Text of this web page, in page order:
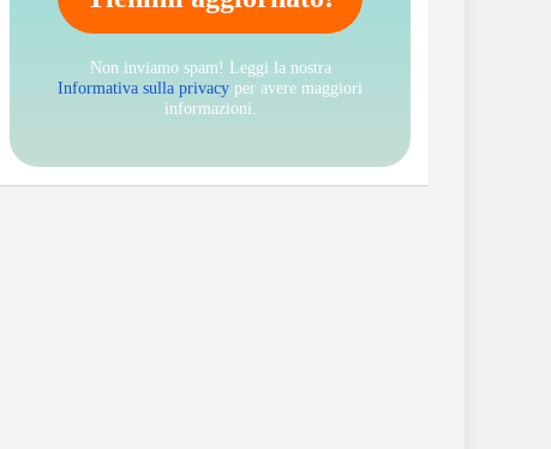
Non inviamo spam! Leggi la nostra
Informativa sulla privacy per avere maggiori
informazioni.